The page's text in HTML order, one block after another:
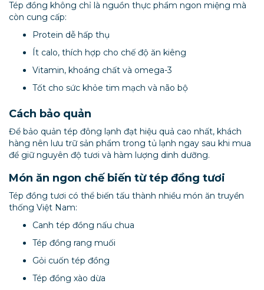
Tép đồng không chỉ là nguồn thực phẩm ngon miệng mà
còn cung cấp:
Protein dễ hấp thụ
Ít calo, thích hợp cho chế độ ăn kiêng
Vitamin, khoáng chất và omega-3
Tốt cho sức khỏe tim mạch và não bộ
Cách bảo quản
Để bảo quản tép đông lạnh đạt hiệu quả cao nhất, khách
hàng nên lưu trữ sản phẩm trong tủ lạnh ngay sau khi mua
để giữ nguyên độ tươi và hàm lượng dinh dưỡng.
Món ăn ngon chế biến từ tép đồng tươi
Tép đồng tươi có thể biến tấu thành nhiều món ăn truyền
thống Việt Nam:
Canh tép đồng nấu chua
Tép đồng rang muối
Gỏi cuốn tép đồng
Tép đồng xào dừa